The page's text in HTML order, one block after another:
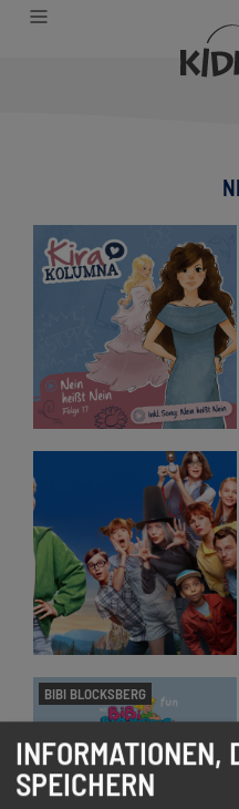
BIBI BLOCKSBERG
INFORMATIONEN,
SPEICHERN